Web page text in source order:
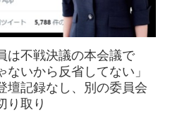
は不戦決議の本会議で
ないから反省してない」
壇記録なし、別の委員会
り取り